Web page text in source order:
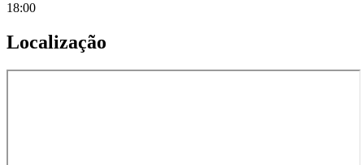
18:00
Localização